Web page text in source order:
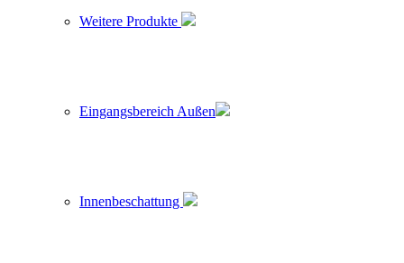
Weitere Produkte
Eingangsbereich Außen
Innenbeschattung